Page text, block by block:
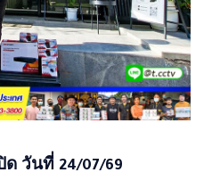
ด วันที่ 24/07/69